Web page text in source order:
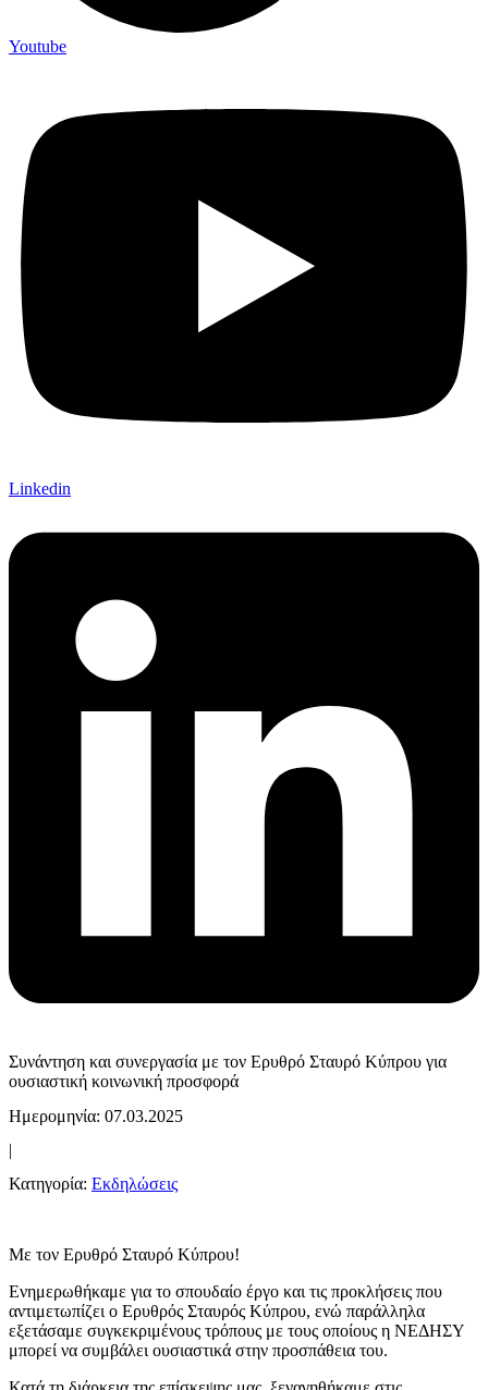
Youtube
Linkedin
Συνάντηση και συνεργασία με τον Ερυθρό Σταυρό Κύπρου για
ουσιαστική κοινωνική προσφορά
Ημερομηνία: 07.03.2025
|
Κατηγορία: Εκδηλώσεις
Με τον Ερυθρό Σταυρό Κύπρου!
Ενημερωθήκαμε για το σπουδαίο έργο και τις προκλήσεις που
αντιμετωπίζει ο Ερυθρός Σταυρός Κύπρου, ενώ παράλληλα
εξετάσαμε συγκεκριμένους τρόπους με τους οποίους η ΝΕΔΗΣΥ
μπορεί να συμβάλει ουσιαστικά στην προσπάθεια του.